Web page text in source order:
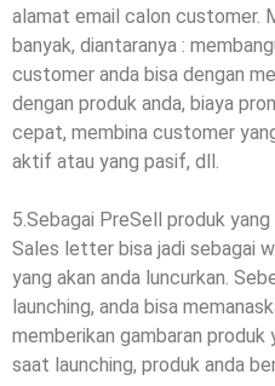
alamat email calon customer.
banyak, diantaranya :
customer anda bisa dengan
dengan produk anda, biaya
cepat, membina customer
aktif atau yang pasif, dll.
5.Sebagai PreSell produk
Sales letter bisa jadi sebagai
yang akan anda luncurkan.
launching, anda bisa
memberikan gambaran produk
saat launching, produk anda